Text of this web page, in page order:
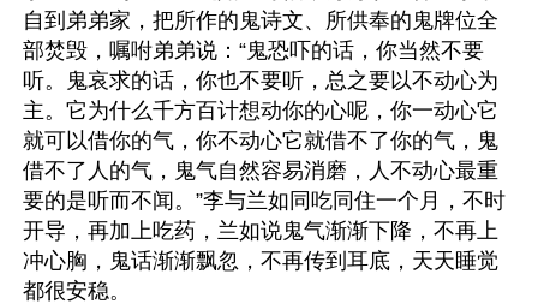
自到弟弟家，把所作的鬼诗文、所供奉的鬼牌位全
部焚毁，嘱咐弟弟说：“鬼恐吓的话，你当然不要
听。鬼哀求的话，你也不要听，总之要以不动心为
主。它为什么千方百计想动你的心呢，你一动心它
就可以借你的气，你不动心它就借不了你的气，鬼
借不了人的气，鬼气自然容易消磨，人不动心最重
要的是听而不闻。”李与兰如同吃同住一个月，不时
开导，再加上吃药，兰如说鬼气渐渐下降，不再上
冲心胸，鬼话渐渐飘忽，不再传到耳底，天天睡觉
都很安稳。